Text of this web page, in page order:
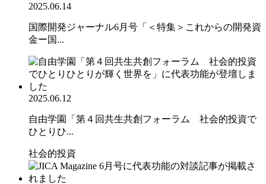
2025.06.14
国際開発ジャーナル6月号「＜特集＞これからの開発資
金ー国...
2025.06.12
自由学園「第４回共生共創フォーラム 社会的投資で
ひとりひ...
社会的投資